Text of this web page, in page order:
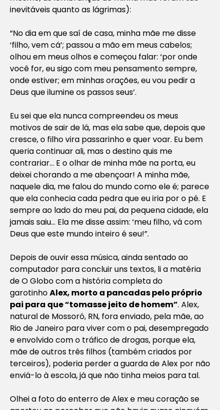
inevitáveis quanto as lágrimas):
“No dia em que saí de casa, minha mãe me disse
‘filho, vem cá’; passou a mão em meus cabelos;
olhou em meus olhos e começou falar: ‘por onde
você for, eu sigo com meu pensamento sempre,
onde estiver; em minhas orações, eu vou pedir a
Deus que ilumine os passos seus’.
Eu sei que ela nunca compreendeu os meus
motivos de sair de lá, mas ela sabe que, depois que
cresce, o filho vira passarinho e quer voar. Eu bem
queria continuar ali, mas o destino quis me
contrariar… E o olhar de minha mãe na porta, eu
deixei chorando a me abençoar! A minha mãe,
naquele dia, me falou do mundo como ele é; parece
que ela conhecia cada pedra que eu iria por o pé. E
sempre ao lado do meu pai, da pequena cidade, ela
jamais saiu… Ela me disse assim: ‘meu filho, vá com
Deus que este mundo inteiro é seu!”.
Depois de ouvir essa música, ainda sentado ao
computador para concluir uns textos, li a matéria
de O Globo com a história completa do
garotinhoAlex, morto a pancadas pelo próprio
pai para que “tomasse jeito de homem”. Alex,
natural de Mossoró, RN, fora enviado, pela mãe, ao
Rio de Janeiro para viver com o pai, desempregado
e envolvido com o tráfico de drogas, porque ela,
mãe de outros três filhos (também criados por
terceiros), poderia perder a guarda de Alex por não
enviá-lo à escola, já que não tinha meios para tal.
Olhei a foto do enterro de Alex e meu coração se